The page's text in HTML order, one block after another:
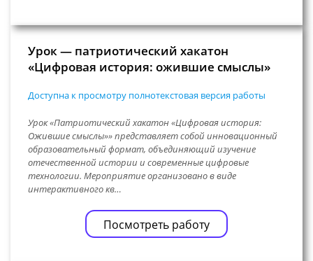
Урок — патриотический хакатон
«Цифровая история: ожившие смыслы»
Доступна к просмотру полнотекстовая версия работы
Урок «Патриотический хакатон «Цифровая история:
Ожившие смыслы»» представляет собой инновационный
образовательный формат, объединяющий изучение
отечественной истории и современные цифровые
технологии. Мероприятие организовано в виде
интерактивного кв…
Посмотреть работу